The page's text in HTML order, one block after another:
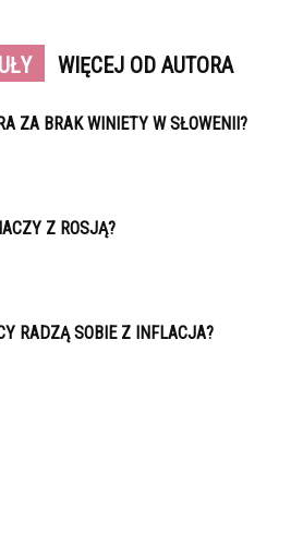
WIĘCEJ OD AUTORA
ZA BRAK WINIETY W SŁOWENII?
Z ROSJĄ?
RADZĄ SOBIE Z INFLACJA?